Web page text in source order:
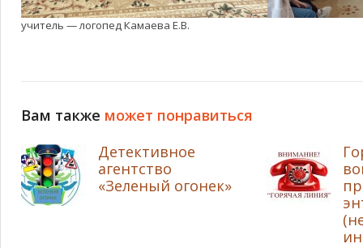
учитель — логопед Камаева Е.В.
Вам также может понравиться
Детективное
агентство
«Зеленый огонек»